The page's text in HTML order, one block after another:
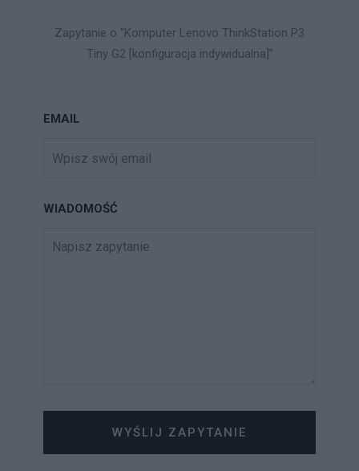
Zapytanie o "Komputer Lenovo ThinkStation P3
Tiny G2 [konfiguracja indywidualna]"
EMAIL
WIADOMOŚĆ
WYŚLIJ ZAPYTANIE